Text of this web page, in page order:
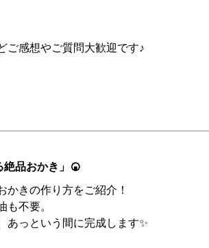
ご感想やご質問大歓迎です♪
絶品おかき」🍘
かきの作り方をご紹介！
も不要。
あっという間に完成します✨